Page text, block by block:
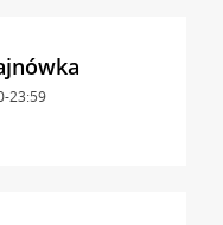
23:59